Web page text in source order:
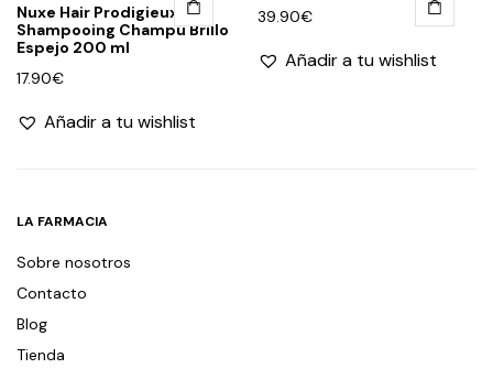
Nuxe Hair Prodigieux Le
Shampooing Champú Brillo
Espejo 200 ml
17.90€
Añadir a tu wishlist
39.90€
Añadir a tu wishlist
LA FARMACIA
Sobre nosotros
Contacto
Blog
Tienda